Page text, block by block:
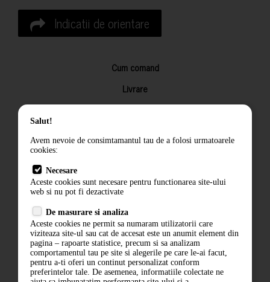
Indicatii de orientare
Cum comand
Livrare
Returnarea produselor
Termeni si conditii
Politica de confidentialitate
ANPC
Salut!
Avem nevoie de consimtamantul tau de a folosi urmatoarele
cookies:
Necesare
Aceste cookies sunt necesare pentru functionarea site-ului
web si nu pot fi dezactivate
De masurare si analiza
Aceste cookies ne permit sa numaram utilizatorii care
viziteaza site-ul sau cat de accesat este un anumit element din
pagina – rapoarte statistice, precum si sa analizam
comportamentul tau pe site si alegerile pe care le-ai facut,
pentru a-ti oferi un continut personalizat conform
preferintelor tale. De asemenea, informatiile colectate ne